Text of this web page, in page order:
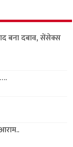
बना दबाव, सेंसेक्स